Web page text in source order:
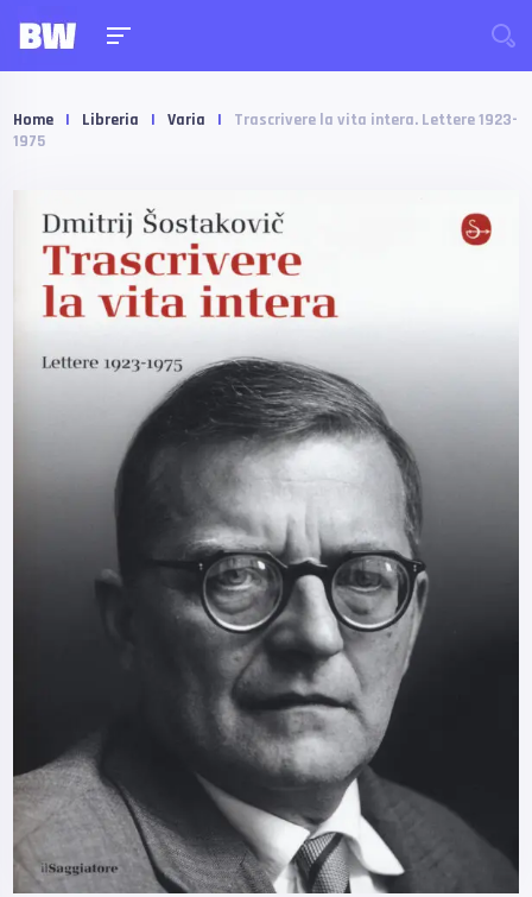
Home | Libreria | Varia |
Trascrivere la vita intera. Lettere 1923-
1975